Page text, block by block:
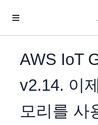
AWS IoT
v2.14. 이
모리를 사